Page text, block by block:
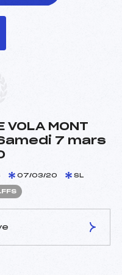
VOLA MONT
Samedi 7 mars
07/03/20 SL